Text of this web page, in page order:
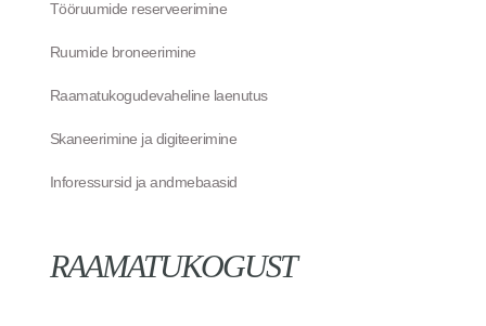
Tööruumide reserveerimine
Ruumide broneerimine
Raamatukogudevaheline laenutus
Skaneerimine ja digiteerimine
Inforessursid ja andmebaasid
RAAMATUKOGUST